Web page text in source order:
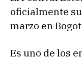
oficialmente
marzo en
Es uno de los